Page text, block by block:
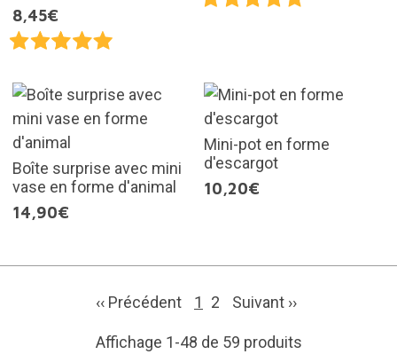
8,45€
Boîte surprise avec mini
vase en forme d'animal
14,90€
Mini-pot en forme
d'escargot
10,20€
‹‹ Précédent 1 2 Suivant ››
Affichage 1-48 de 59 produits